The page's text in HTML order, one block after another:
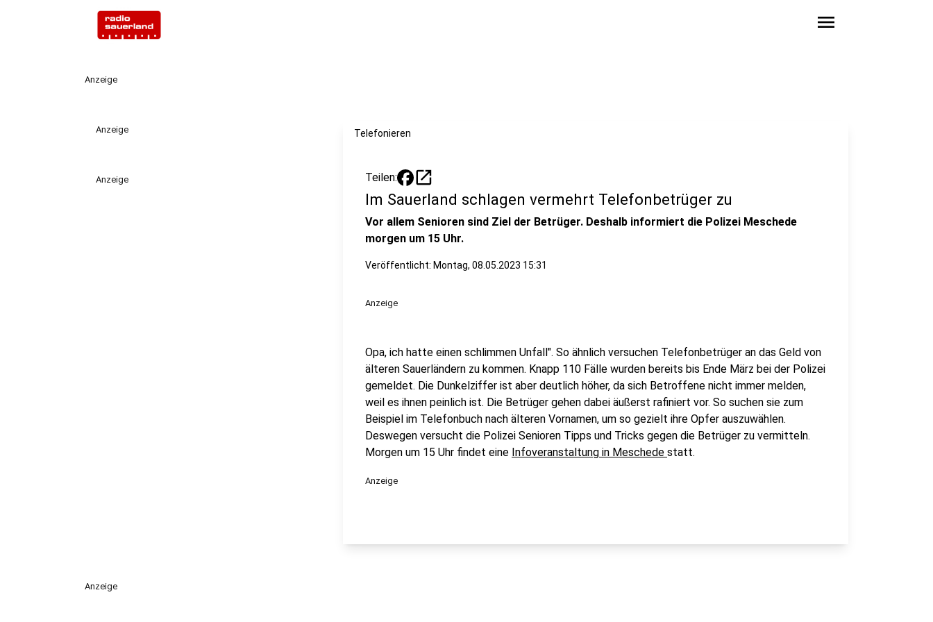
menu
Anzeige
Anzeige
Anzeige
Telefonieren
Teilen: open_in_new
Im Sauerland schlagen vermehrt Telefonbetrüger zu
Vor allem Senioren sind Ziel der Betrüger. Deshalb informiert die Polizei Meschede
morgen um 15 Uhr.
Veröffentlicht: Montag, 08.05.2023 15:31
Anzeige
Opa, ich hatte einen schlimmen Unfall". So ähnlich versuchen Telefonbetrüger an das Geld von
älteren Sauerländern zu kommen. Knapp 110 Fälle wurden bereits bis Ende März bei der Polizei
gemeldet. Die Dunkelziffer ist aber deutlich höher, da sich Betroffene nicht immer melden,
weil es ihnen peinlich ist. Die Betrüger gehen dabei äußerst rafiniert vor. So suchen sie zum
Beispiel im Telefonbuch nach älteren Vornamen, um so gezielt ihre Opfer auszuwählen.
Deswegen versucht die Polizei Senioren Tipps und Tricks gegen die Betrüger zu vermitteln.
Morgen um 15 Uhr findet eine Infoveranstaltung in Meschede statt.
Anzeige
Anzeige